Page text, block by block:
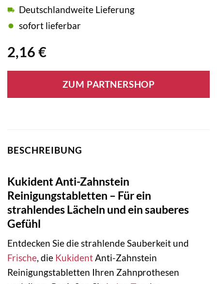
2,16 €
Deutschlandweite Lieferung
sofort lieferbar
ZUM PARTNERSHOP
BESCHREIBUNG
Kukident Anti-Zahnstein
Reinigungstabletten – Für ein
strahlendes Lächeln und ein sauberes
Gefühl
Entdecken Sie die strahlende Sauberkeit und
Frische, die KukidentAnti-Zahnstein
Reinigungstabletten Ihren Zahnprothesen